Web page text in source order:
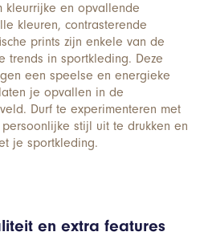
kleurrijke en opvallende
kleuren, contrasterende
prints zijn enkele van de
trends in sportkleding. Deze
een speelse en energieke
je opvallen in de
Durf te experimenteren met
stijl uit te drukken en
je sportkleding.
en extra features